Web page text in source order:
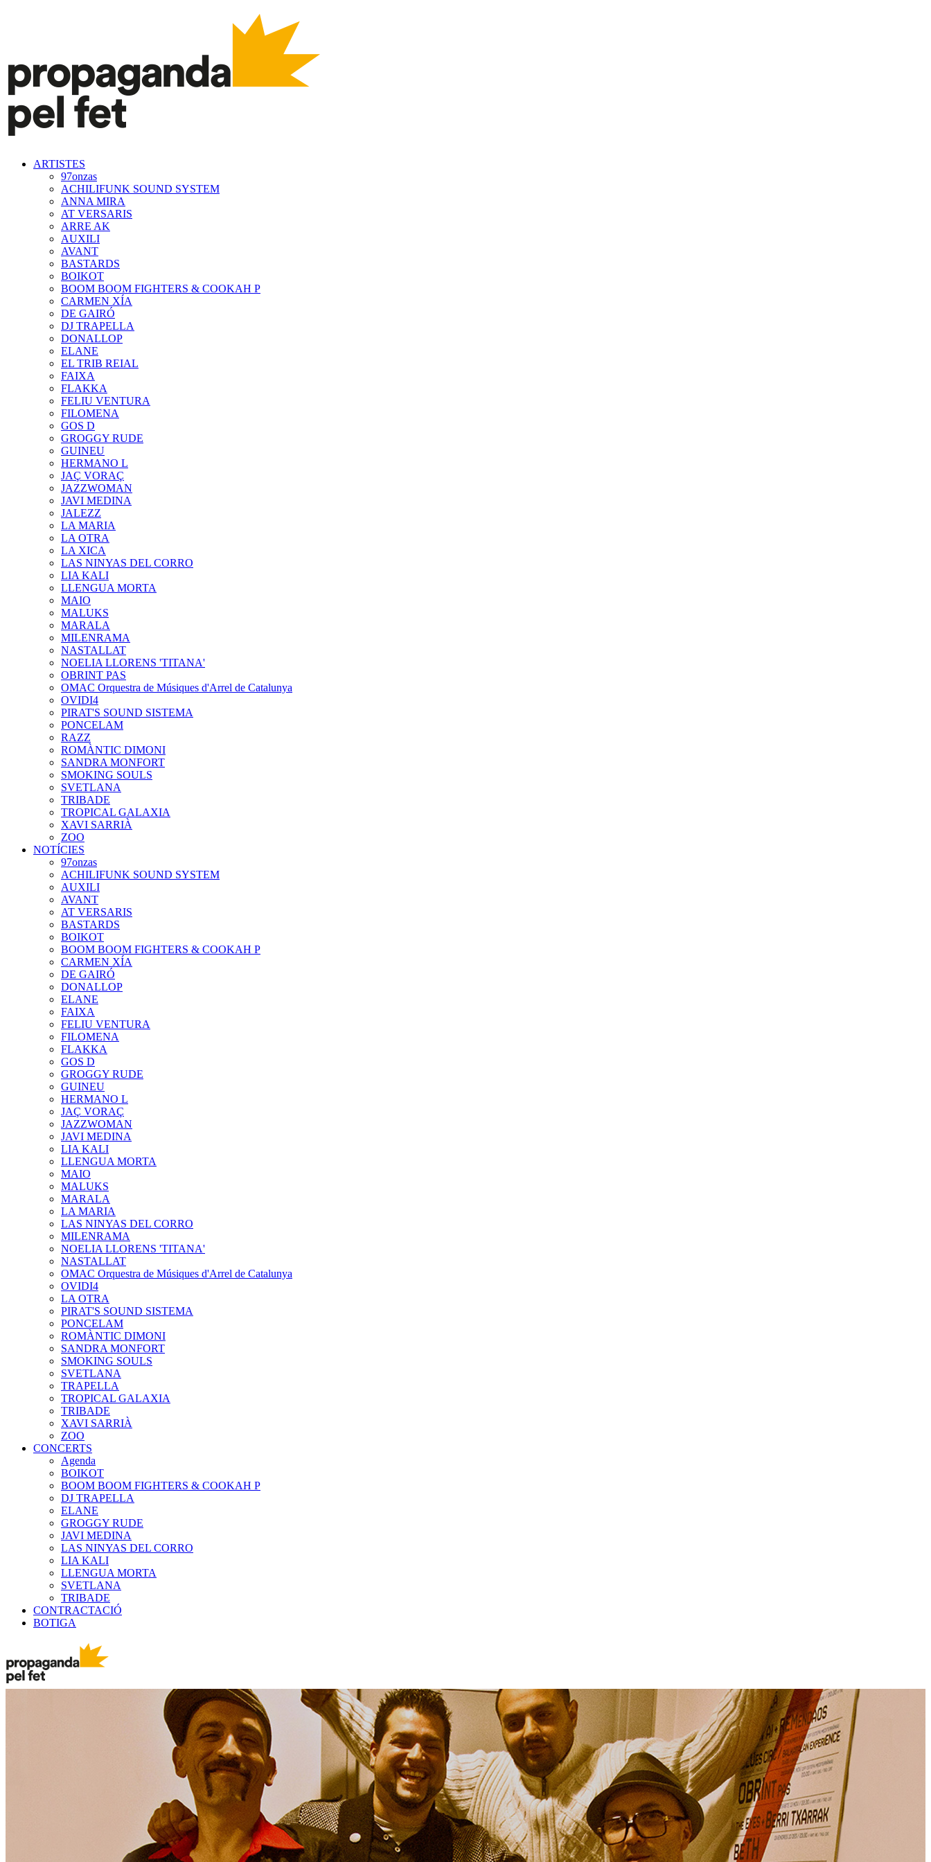
ARTISTES
97onzas
ACHILIFUNK SOUND SYSTEM
ANNA MIRA
AT VERSARIS
ARRE AK
AUXILI
AVANT
BASTARDS
BOIKOT
BOOM BOOM FIGHTERS & COOKAH P
CARMEN XÍA
DE GAIRÓ
DJ TRAPELLA
DONALLOP
ELANE
EL TRIB REIAL
FAIXA
FLAKKA
FELIU VENTURA
FILOMENA
GOS D
GROGGY RUDE
GUINEU
HERMANO L
JAÇ VORAÇ
JAZZWOMAN
JAVI MEDINA
JALEZZ
LA MARIA
LA OTRA
LA XICA
LAS NINYAS DEL CORRO
LIA KALI
LLENGUA MORTA
MAIO
MALUKS
MARALA
MILENRAMA
NASTALLAT
NOELIA LLORENS 'TITANA'
OBRINT PAS
OMAC Orquestra de Músiques d'Arrel de Catalunya
OVIDI4
PIRAT'S SOUND SISTEMA
PONCELAM
RAZZ
ROMÀNTIC DIMONI
SANDRA MONFORT
SMOKING SOULS
SVETLANA
TRIBADE
TROPICAL GALAXIA
XAVI SARRIÀ
ZOO
NOTÍCIES
97onzas
ACHILIFUNK SOUND SYSTEM
AUXILI
AVANT
AT VERSARIS
BASTARDS
BOIKOT
BOOM BOOM FIGHTERS & COOKAH P
CARMEN XÍA
DE GAIRÓ
DONALLOP
ELANE
FAIXA
FELIU VENTURA
FILOMENA
FLAKKA
GOS D
GROGGY RUDE
GUINEU
HERMANO L
JAÇ VORAÇ
JAZZWOMAN
JAVI MEDINA
LIA KALI
LLENGUA MORTA
MAIO
MALUKS
MARALA
LA MARIA
LAS NINYAS DEL CORRO
MILENRAMA
NOELIA LLORENS 'TITANA'
NASTALLAT
OMAC Orquestra de Músiques d'Arrel de Catalunya
OVIDI4
LA OTRA
PIRAT'S SOUND SISTEMA
PONCELAM
ROMÀNTIC DIMONI
SANDRA MONFORT
SMOKING SOULS
SVETLANA
TRAPELLA
TROPICAL GALAXIA
TRIBADE
XAVI SARRIÀ
ZOO
CONCERTS
Agenda
BOIKOT
BOOM BOOM FIGHTERS & COOKAH P
DJ TRAPELLA
ELANE
GROGGY RUDE
JAVI MEDINA
LAS NINYAS DEL CORRO
LIA KALI
LLENGUA MORTA
SVETLANA
TRIBADE
CONTRACTACIÓ
BOTIGA